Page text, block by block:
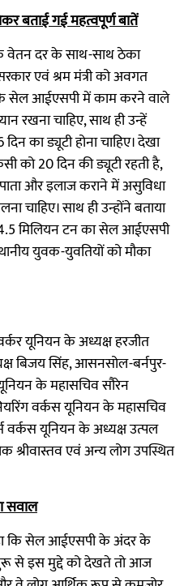
बताई गई महत्वपूर्ण बातें
वेतन दर के साथ-साथ ठेका
एवं श्रम मंत्री को अवगत
सेल आईएसपी में काम करने वाले
रखना चाहिए, साथ ही उन्हें
का ड्यूटी होना चाहिए। देखा
को 20 दिन की ड्यूटी रहती है,
और इलाज कराने में असुविधा
चाहिए। साथ ही उन्होंने बताया
मिलियन टन का सेल आईएसपी
युवक-युवतियों को मौका
यूनियन के अध्यक्ष हरजीत
बिजय सिंह, आसनसोल-बर्नपुर-
के महासचिव सौरेन
वर्कस यूनियन के महासचिव
वर्कस यूनियन के अध्यक्ष उत्पल
श्रीवास्तव एवं अन्य लोग उपस्थित
सवाल
कि सेल आईएसपी के अंदर के
से इस मुद्दे को देखते तो आज